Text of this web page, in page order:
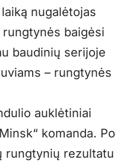
nugalėtojas
baigėsi
baudinių serijoje
– rungtynės
auklėtiniai
komanda. Po
rungtynių rezultatu